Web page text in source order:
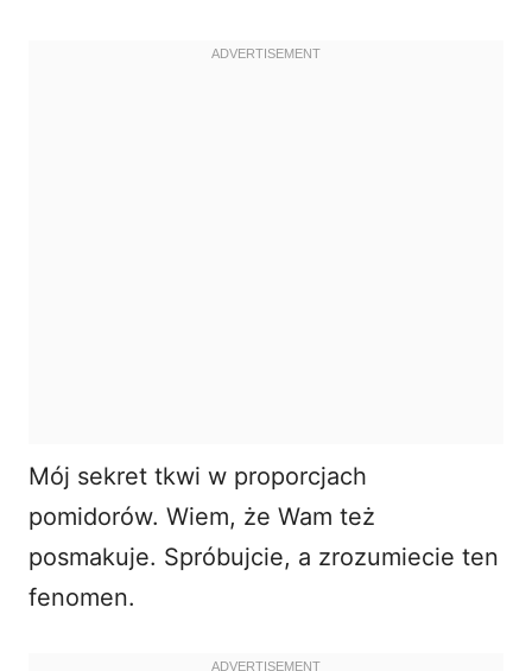
Mój sekret tkwi w proporcjach
pomidorów. Wiem, że Wam też
posmakuje. Spróbujcie, a zrozumiecie ten
fenomen.